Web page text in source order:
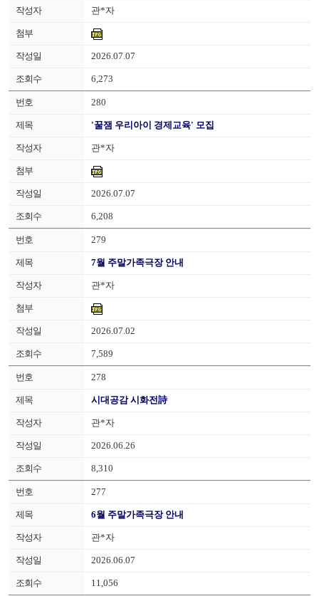
관*자
2026.07.07
6,273
280
'꿀잼 우리아이 경제교육' 모집
관*자
2026.07.07
6,208
279
7월 주말가족극장 안내
관*자
2026.07.02
7,589
278
시대공감 시화전詩
관*자
2026.06.26
8,310
277
6월 주말가족극장 안내
관*자
2026.06.07
11,056